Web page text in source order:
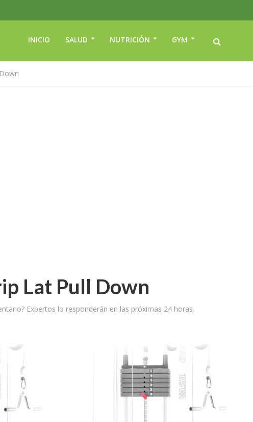
INICIO SALUD NUTRICIÓN GYM
Lat Pull Down
Expertos lo responderán en las próximas 24 horas.